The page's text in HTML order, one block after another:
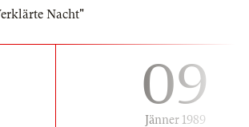
Nacht"
09
Jänner 1989